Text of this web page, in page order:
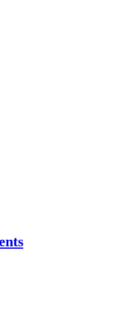
Christophe